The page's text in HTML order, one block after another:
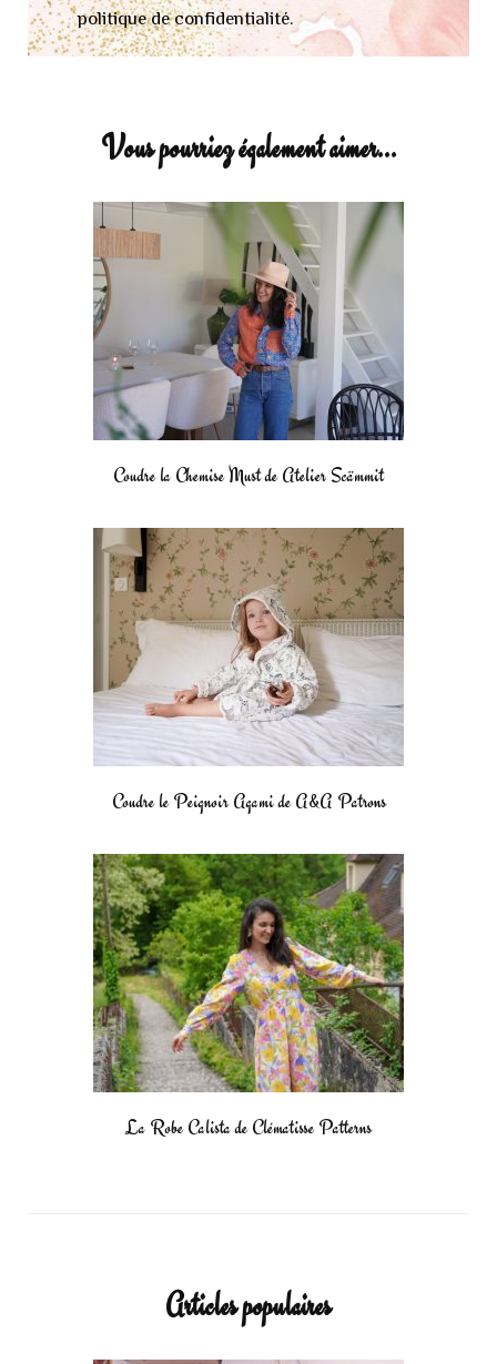
politique de confidentialité.
Vous pourriez également aimer...
Coudre la Chemise Must de Atelier Scämmit
Coudre le Peignoir Agami de A&A Patrons
La Robe Calista de Clématisse Patterns
Articles populaires